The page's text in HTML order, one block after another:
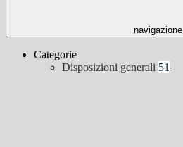
navigazione
Categorie
Disposizioni generali 51